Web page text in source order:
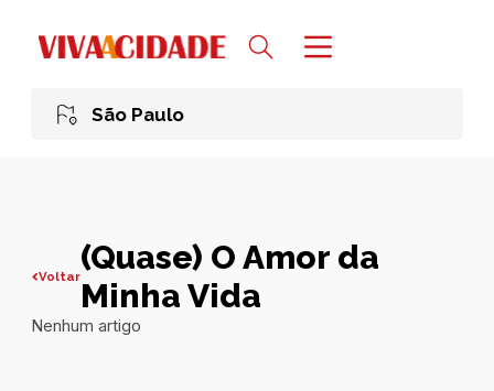
São Paulo
Voltar(Quase) O Amor da
Minha Vida
Nenhum artigo